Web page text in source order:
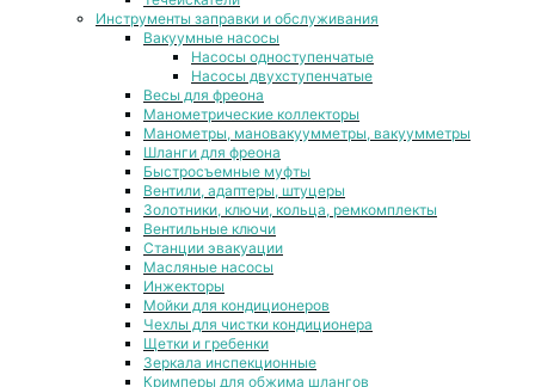
Инструменты заправки и обслуживания
Вакуумные насосы
Насосы одноступенчатые
Насосы двухступенчатые
Весы для фреона
Манометрические коллекторы
Манометры, мановакуумметры, вакуумметры
Шланги для фреона
Быстросъемные муфты
Вентили, адаптеры, штуцеры
Золотники, ключи, кольца, ремкомплекты
Вентильные ключи
Станции эвакуации
Масляные насосы
Инжекторы
Мойки для кондиционеров
Чехлы для чистки кондиционера
Щетки и гребенки
Зеркала инспекционные
Кримперы для обжима шлангов